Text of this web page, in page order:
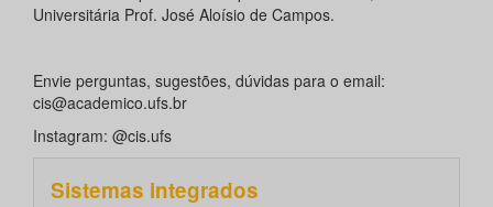
Universitária Prof. José Aloísio de Campos.
Envie perguntas, sugestões, dúvidas para o email:
cis@academico.ufs.br
Instagram: @cis.ufs
Sistemas integrados